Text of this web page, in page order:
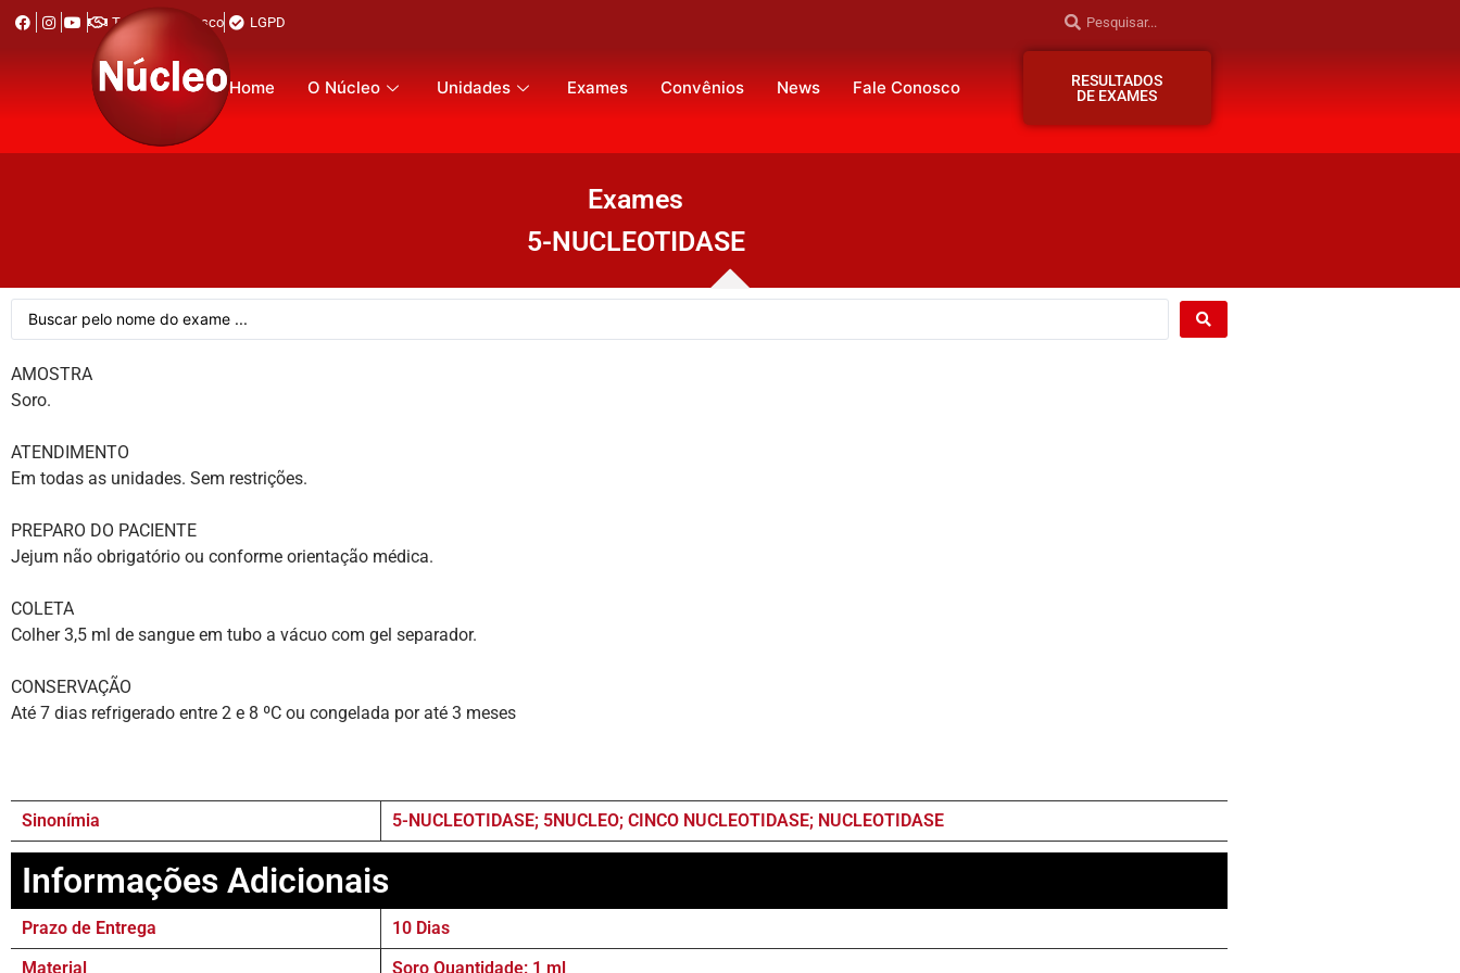
Trabalhe Conosco LGPD
Home O Núcleo Unidades Exames Convênios News Fale Conosco
RESULTADOS
DE EXAMES
Exames
5-NUCLEOTIDASE
AMOSTRA
Soro.
ATENDIMENTO
Em todas as unidades. Sem restrições.
PREPARO DO PACIENTE
Jejum não obrigatório ou conforme orientação médica.
COLETA
Colher 3,5 ml de sangue em tubo a vácuo com gel separador.
CONSERVAÇÃO
Até 7 dias refrigerado entre 2 e 8 ºC ou congelada por até 3 meses
Sinonímia 5-NUCLEOTIDASE; 5NUCLEO; CINCO NUCLEOTIDASE; NUCLEOTIDASE
Informações Adicionais
Prazo de Entrega
10 Dias
Material
Soro Quantidade: 1 ml